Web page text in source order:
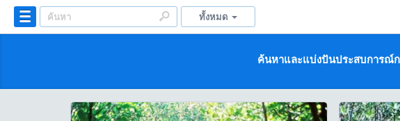
ทั้งหมด
ค้นหาและแบ่งปันประสบการณ์ก